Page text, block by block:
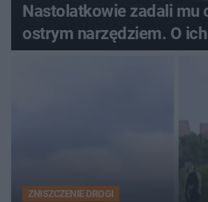
Nastolatkowie zadali mu
ostrym narzędziem. O
zdecyduje sąd rodzinny
ZNISZCZENIE DROGI